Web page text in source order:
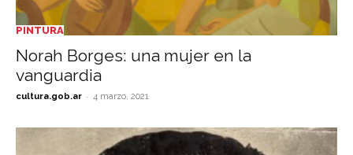
PINTURA
Norah Borges: una mujer en la
vanguardia
cultura.gob.ar - 4 marzo, 2021